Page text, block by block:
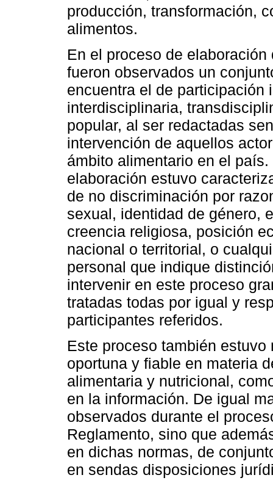
producción, transformación,
alimentos.
En el proceso de
fueron observados un
encuentra el de participación
interdisciplinaria,
popular, al ser redactadas
intervención de aquellos
ámbito alimentario en el
elaboración estuvo
de no discriminación por
sexual, identidad de género,
creencia religiosa, posición
nacional o territorial, o
personal que indique
intervenir en este proceso
tratadas todas por igual y
participantes referidos.
Este proceso también
oportuna y ﬁable en materia
alimentaria y nutricional,
en la información. De igual
observados durante el
Reglamento, sino que
en dichas normas, de
en sendas disposiciones